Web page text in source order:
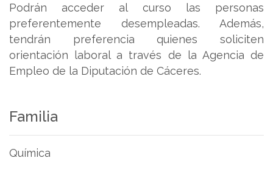
Podrán acceder al curso las personas
preferentemente desempleadas. Además,
tendrán preferencia quienes soliciten
orientación laboral a través de la Agencia de
Empleo de la Diputación de Cáceres.
Familia
Química